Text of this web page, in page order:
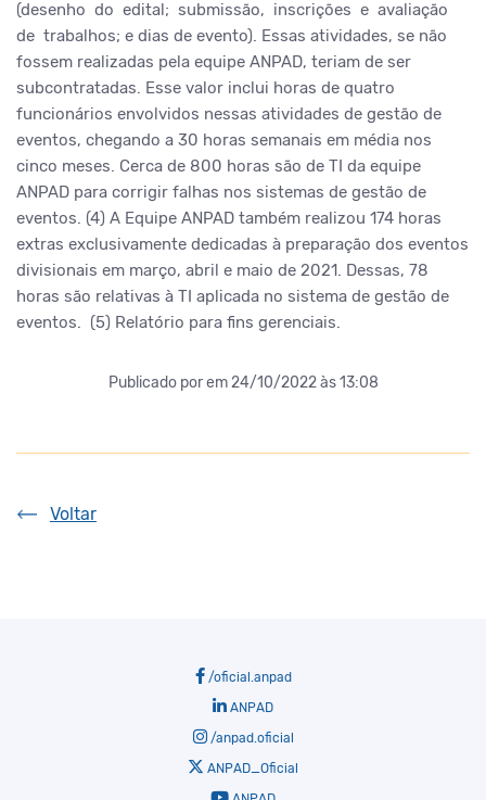
(desenho do edital; submissão, inscrições e avaliação
de trabalhos; e dias de evento). Essas atividades, se não
fossem realizadas pela equipe ANPAD, teriam de ser
subcontratadas. Esse valor inclui horas de quatro
funcionários envolvidos nessas atividades de gestão de
eventos, chegando a 30 horas semanais em média nos
cinco meses. Cerca de 800 horas são de TI da equipe
ANPAD para corrigir falhas nos sistemas de gestão de
eventos. (4) A Equipe ANPAD também realizou 174 horas
extras exclusivamente dedicadas à preparação dos eventos
divisionais em março, abril e maio de 2021. Dessas, 78
horas são relativas à TI aplicada no sistema de gestão de
eventos. (5) Relatório para fins gerenciais.
Publicado porem 24/10/2022 às 13:08
Voltar
/oficial.anpad
ANPAD
/anpad.oficial
ANPAD_Oficial